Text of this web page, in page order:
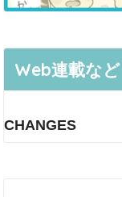
Web連載など
CHANGES